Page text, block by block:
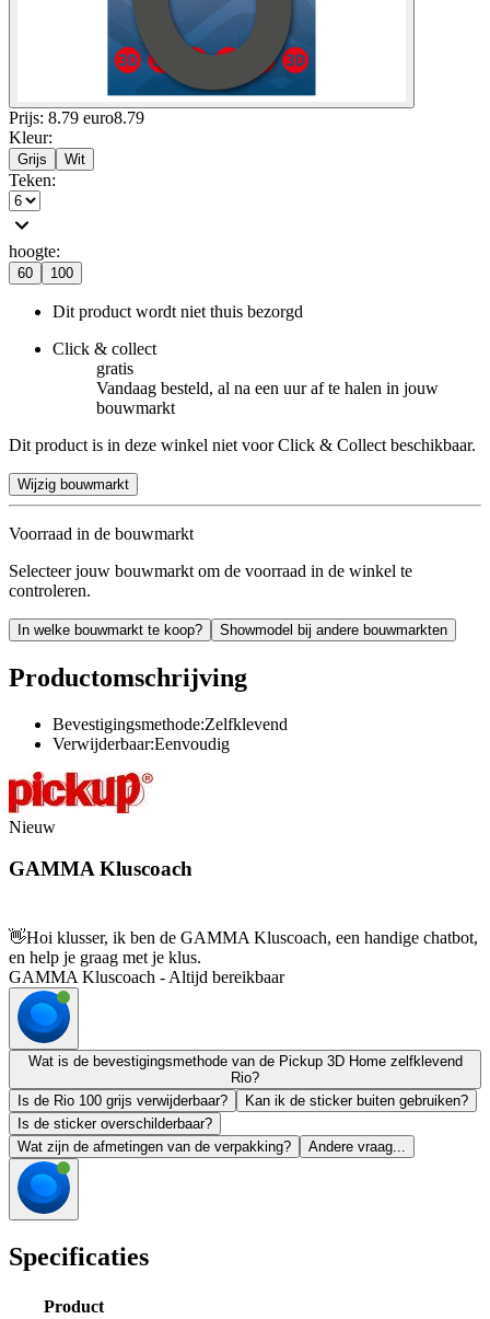
Prijs: 8.79 euro8.79
Kleur:
Grijs Wit
Teken:
hoogte:
60 100
Dit product wordt niet thuis bezorgd
Click & collect
gratis
Vandaag besteld, al na een uur af te halen in jouw
bouwmarkt
Dit product is in deze winkel niet voor Click & Collect beschikbaar.
Wijzig bouwmarkt
Voorraad in de bouwmarkt
Selecteer jouw bouwmarkt om de voorraad in de winkel te
controleren.
In welke bouwmarkt te koop? Showmodel bij andere bouwmarkten
Productomschrijving
Bevestigingsmethode:Zelfklevend
Verwijderbaar:Eenvoudig
Nieuw
GAMMA Kluscoach
👋Hoi klusser, ik ben de GAMMA Kluscoach, een handige chatbot,
en help je graag met je klus.
GAMMA Kluscoach - Altijd bereikbaar
Wat is de bevestigingsmethode van de Pickup 3D Home zelfklevend
Rio?
Is de Rio 100 grijs verwijderbaar?
Kan ik de sticker buiten gebruiken?
Is de sticker overschilderbaar?
Wat zijn de afmetingen van de verpakking?
Andere vraag...
Specificaties
Product